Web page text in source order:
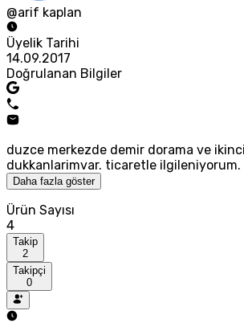
@arif kaplan
Üyelik Tarihi
14.09.2017
Doğrulanan Bilgiler
duzce merkezde demir dorama ve
dukkanlarimvar. ticaretle ilgileniyorum.
Daha fazla göster
Ürün Sayısı
4
Takip
2
Takipçi
0